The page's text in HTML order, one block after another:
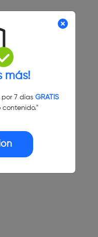
más!
7 días GRATIS
contenido."